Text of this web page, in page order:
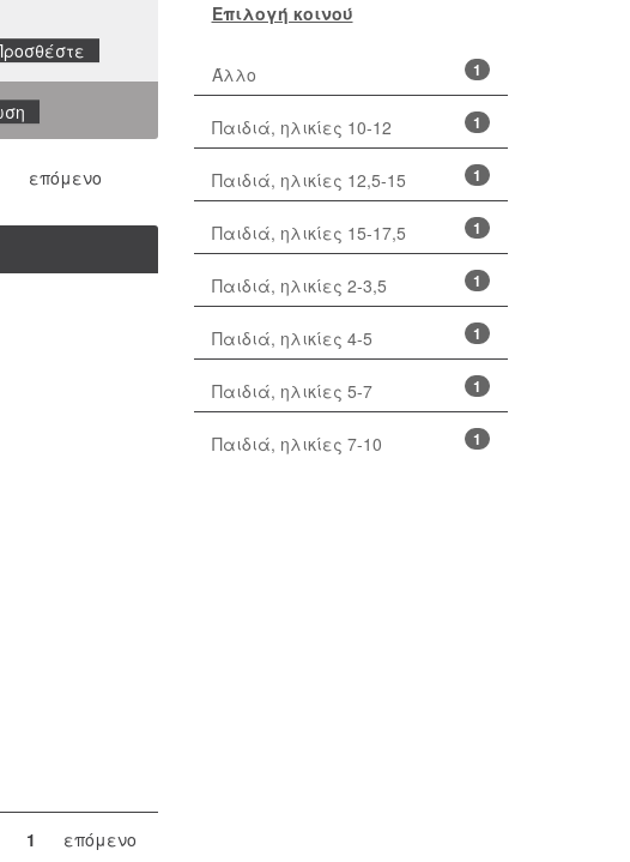
επόμενο
1 επόμενο
Επιλογή κοινού
1
Άλλο
1
Παιδιά, ηλικίες 10-12
1
Παιδιά, ηλικίες 12,5-15
1
Παιδιά, ηλικίες 15-17,5
1
Παιδιά, ηλικίες 2-3,5
1
Παιδιά, ηλικίες 4-5
1
Παιδιά, ηλικίες 5-7
1
Παιδιά, ηλικίες 7-10